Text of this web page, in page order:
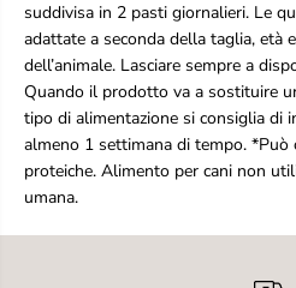
suddivisa in 2 pasti giornalieri. Le
adattate a seconda della taglia, età
dell’animale. Lasciare sempre a
Quando il prodotto va a sostituire
tipo di alimentazione si consiglia di
almeno 1 settimana di tempo.
proteiche. Alimento per cani non
umana.